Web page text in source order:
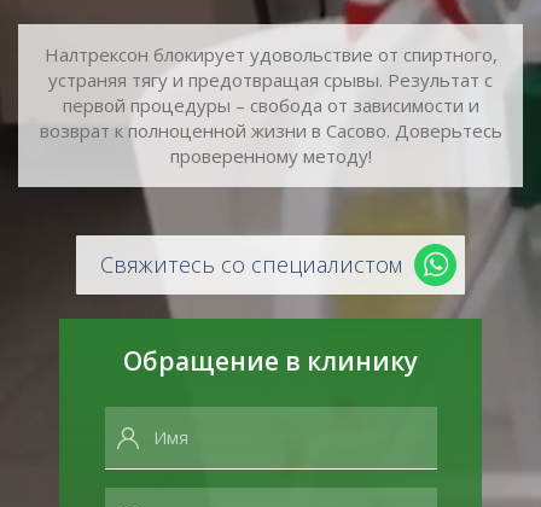
Налтрексон блокирует удовольствие от спиртного,
устраняя тягу и предотвращая срывы. Результат с
первой процедуры – свобода от зависимости и
возврат к полноценной жизни в Сасово. Доверьтесь
проверенному методу!
Свяжитесь со специалистом
Обращение в клинику